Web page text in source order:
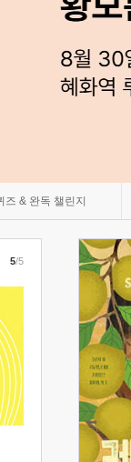
즈 & 완독 챌린지
5/5